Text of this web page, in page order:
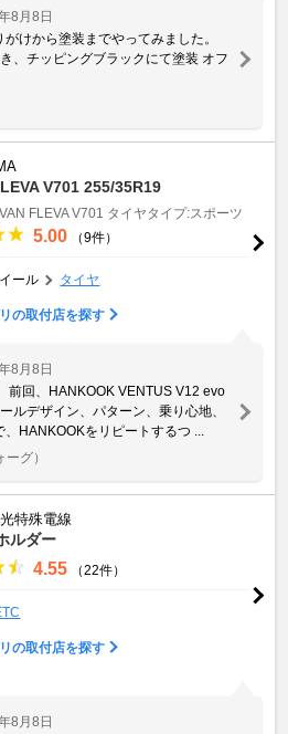
8月8日
けから塗装までやってみました。
、チッピングブラックにて塗装 オフ
V701 255/35R19
FLEVA V701 タイヤタイプ:スポーツ
5.00 （9件）
ール タイヤ
の取付店を探す
8月8日
前回、HANKOOK VENTUS V12 evo
ルデザイン、パターン、乗り心地、
HANKOOKをリピートするつ ...
グ）
特殊電線
ルダー
4.55 （22件）
の取付店を探す
8月8日